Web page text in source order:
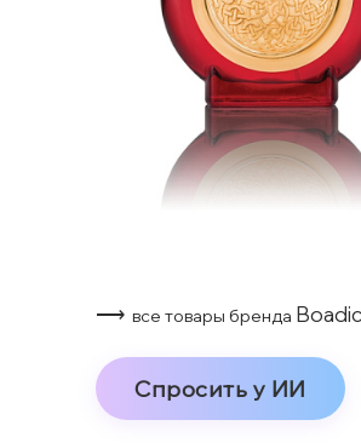
⟶ все товары бренда
Спросить у ИИ